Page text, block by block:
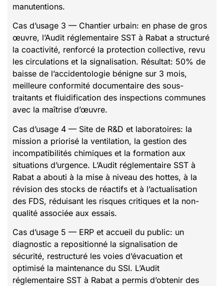
manutentions.
Cas d’usage 3 — Chantier urbain: en phase de gros
œuvre, l’Audit réglementaire SST à Rabat a structuré
la coactivité, renforcé la protection collective, revu
les circulations et la signalisation. Résultat: 50% de
baisse de l’accidentologie bénigne sur 3 mois,
meilleure conformité documentaire des sous-
traitants et fluidification des inspections communes
avec la maîtrise d’œuvre.
Cas d’usage 4 — Site de R&D et laboratoires: la
mission a priorisé la ventilation, la gestion des
incompatibilités chimiques et la formation aux
situations d’urgence. L’Audit réglementaire SST à
Rabat a abouti à la mise à niveau des hottes, à la
révision des stocks de réactifs et à l’actualisation
des FDS, réduisant les risques critiques et la non-
qualité associée aux essais.
Cas d’usage 5 — ERP et accueil du public: un
diagnostic a repositionné la signalisation de
sécurité, restructuré les voies d’évacuation et
optimisé la maintenance du SSI. L’Audit
réglementaire SST à Rabat a permis d’obtenir des